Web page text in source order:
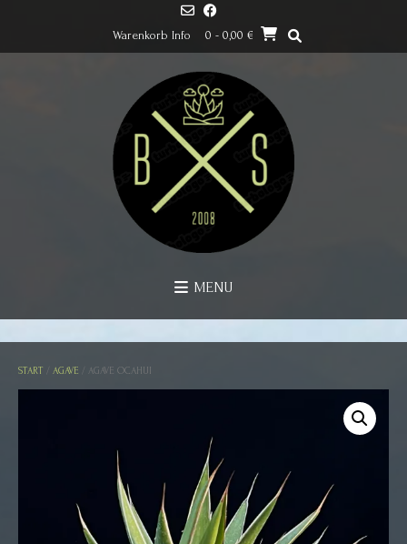
Warenkorb Info 0 - 0,00 €
MENU
START AGAVE / AGAVE OCAHUI